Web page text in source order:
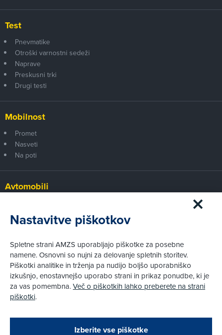
Zapri
Podarjamo vam 10 €!
Test
Pnevmatike
Otroški varnostni sedeži
Naprave
Preskusni trki
Drugi testi
Mobilnost
Promet
Nasveti
Na poti
Avtomobili
Prvi pogled
Za volanom
Tehnika
Pravni vidiki
Piškotki
Pravno obvestilo
Nastavitve piškotkov
Spletne strani AMZS uporabljajo piškotke za posebne
namene. Osnovni so nujni za delovanje spletnih storitev.
Piškotki analitike in trženja pa nudijo boljšo uporabniško
izkušnjo, enostavnejšo uporabo strani in prikaz ponudbe, ki je
za vas pomembna.Več o piškotkih lahko preberete na strani
piškotki.
Izberite vse piškotke